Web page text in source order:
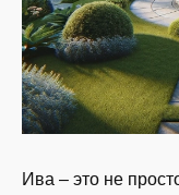
Ива – это не